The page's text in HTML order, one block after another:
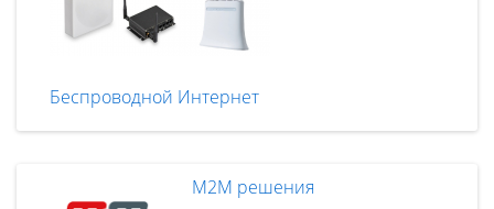
Беспроводной Интернет
M2M решения